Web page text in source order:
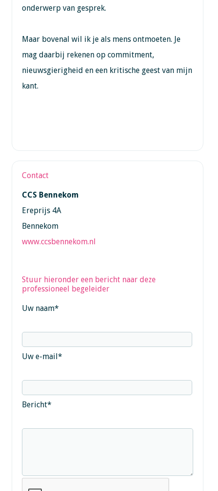
onderwerp van gesprek.
Maar bovenal wil ik je als mens ontmoeten. Je
mag daarbij rekenen op commitment,
nieuwsgierigheid en een kritische geest van mijn
kant.
Contact
CCS Bennekom
Ereprijs 4A
Bennekom
www.ccsbennekom.nl
Stuur hieronder een bericht naar deze
professioneel begeleider
Uw naam*
Uw e-mail*
Bericht*